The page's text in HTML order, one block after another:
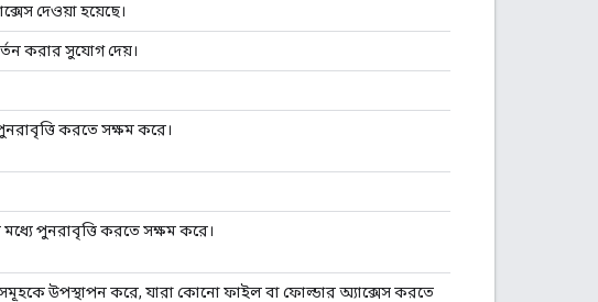
দেওয়া হয়েছে।
করার সুযোগ দেয়।
করতে সক্ষম করে।
পুনরাবৃত্তি করতে সক্ষম করে।
উপস্থাপন করে, যারা কোনো ফাইল বা ফোল্ডার অ্যাক্সেস করতে